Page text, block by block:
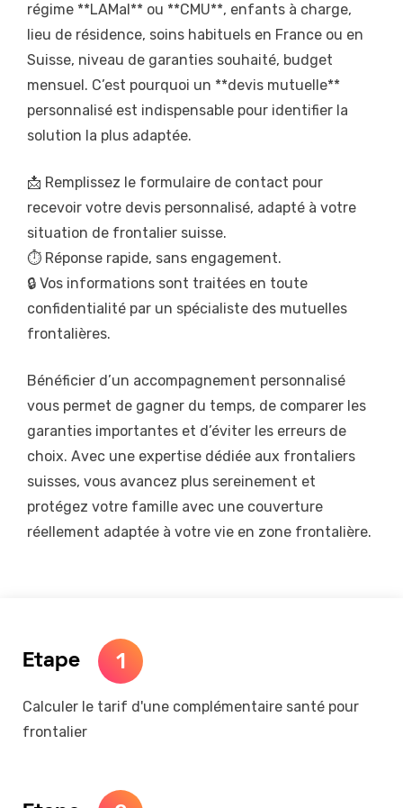
régime **LAMal** ou **CMU**, enfants à charge,
lieu de résidence, soins habituels en France ou en
Suisse, niveau de garanties souhaité, budget
mensuel. C’est pourquoi un **devis mutuelle**
personnalisé est indispensable pour identifier la
solution la plus adaptée.
📩 Remplissez le formulaire de contact pour
recevoir votre devis personnalisé, adapté à votre
situation de frontalier suisse.
⏱️ Réponse rapide, sans engagement.
🔒 Vos informations sont traitées en toute
confidentialité par un spécialiste des mutuelles
frontalières.
Bénéficier d’un accompagnement personnalisé
vous permet de gagner du temps, de comparer les
garanties importantes et d’éviter les erreurs de
choix. Avec une expertise dédiée aux frontaliers
suisses, vous avancez plus sereinement et
protégez votre famille avec une couverture
réellement adaptée à votre vie en zone frontalière.
Etape 1
Calculer le tarif d'une complémentaire santé pour
frontalier